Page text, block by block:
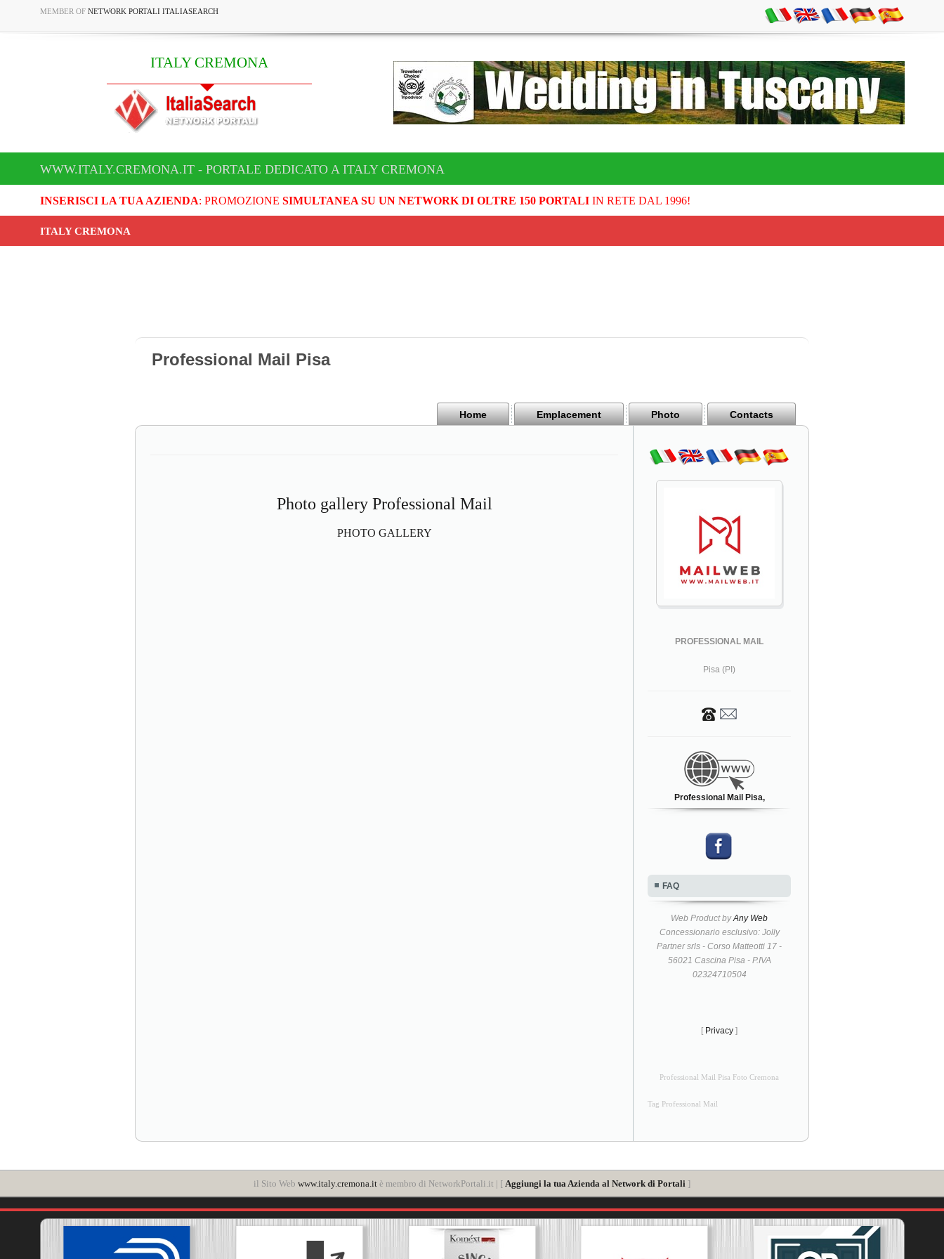
MEMBER OF NETWORK PORTALI ITALIASEARCH
ITALY CREMONA
WWW.ITALY.CREMONA.IT - PORTALE DEDICATO A ITALY CREMONA
INSERISCI LA TUA AZIENDA: PROMOZIONE SIMULTANEA SU UN NETWORK DI OLTRE 150 PORTALIIN RETE DAL 1996!
ITALY CREMONA
Professional Mail Pisa
Home Emplacement Photo Contacts
Photo gallery Professional Mail
PHOTO GALLERY
PROFESSIONAL MAIL
Pisa (PI)
Professional Mail Pisa,
FAQ
Web Product byAny Web
Concessionario esclusivo: Jolly
Partner srls - Corso Matteotti 17 -
56021 Cascina Pisa - P.IVA
02324710504
[ Privacy ]
Professional Mail Pisa Foto Cremona
Tag Professional Mail
il Sito Web www.italy.cremona.it è membro di NetworkPortali.it | [ Aggiungi la tua Azienda al Network di Portali ]